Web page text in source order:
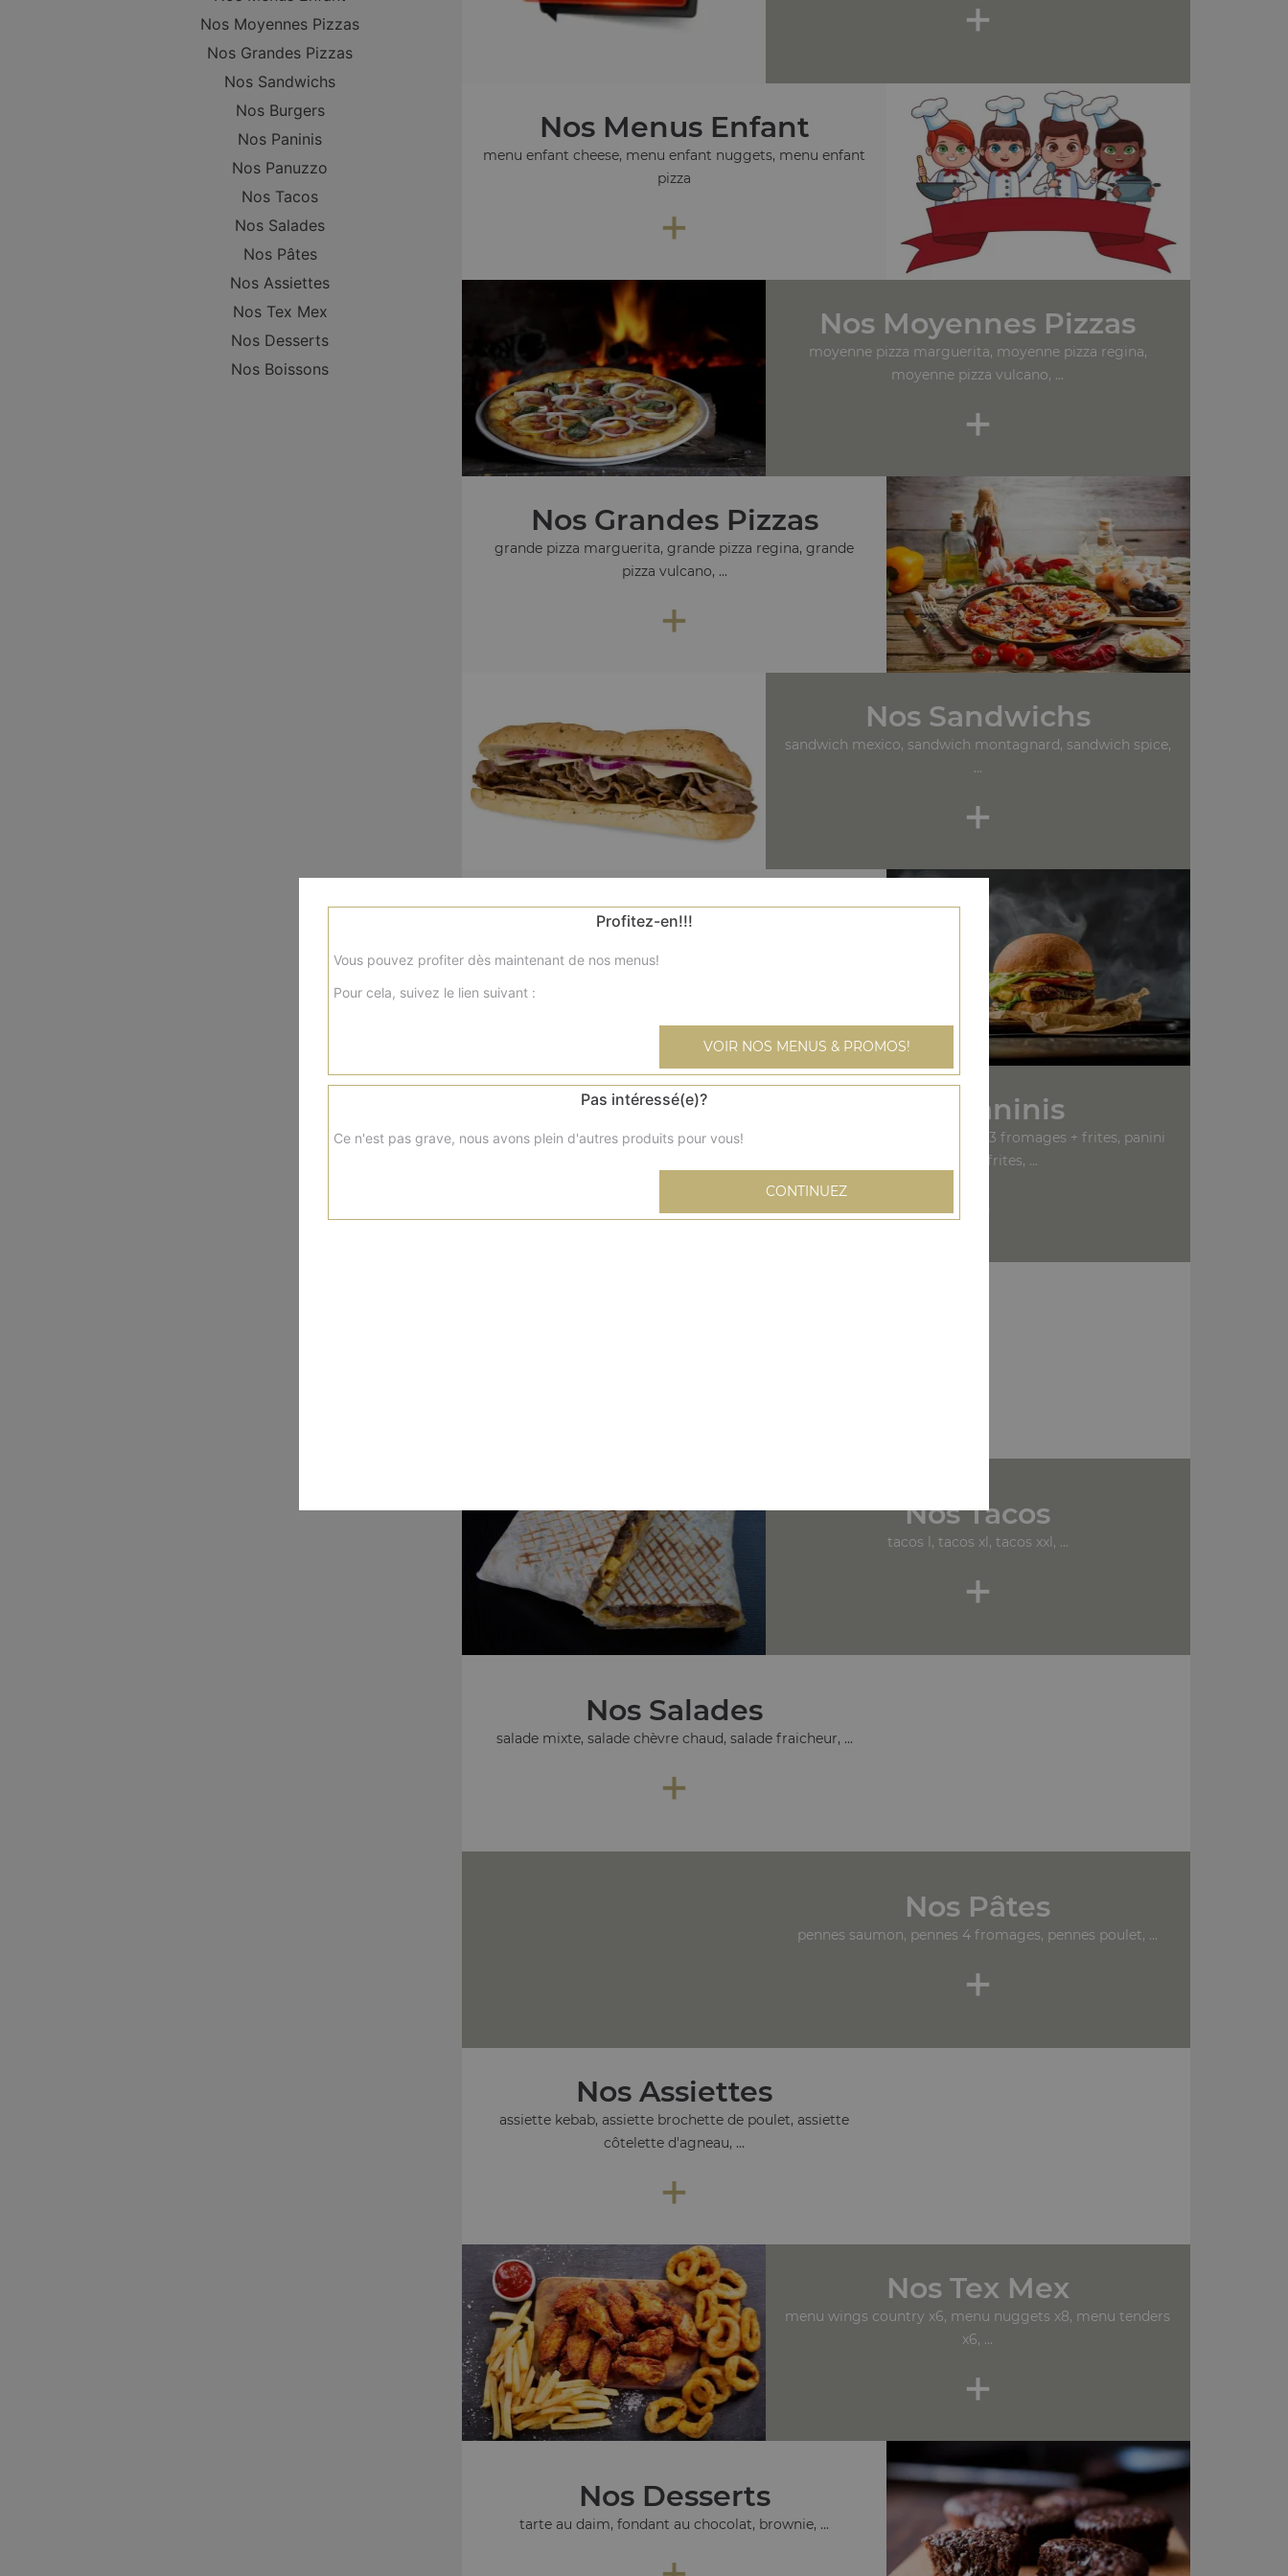
Nos Moyennes Pizzas
Nos Grandes Pizzas
Nos Sandwichs
Nos Burgers
Nos Paninis
Nos Panuzzo
Nos Tacos
Nos Salades
Nos Pâtes
Nos Assiettes
Nos Tex Mex
Nos Desserts
Nos Boissons
+
Nos Menus Enfant
menu enfant cheese, menu enfant nuggets, menu enfant
pizza
+
Nos Moyennes Pizzas
moyenne pizza marguerita, moyenne pizza regina,
moyenne pizza vulcano, ...
+
Nos Grandes Pizzas
grande pizza marguerita, grande pizza regina, grande
pizza vulcano, ...
+
Nos Sandwichs
sandwich mexico, sandwich montagnard, sandwich spice,
...
+
Nos Burgers
cheese burger, burger chicken pané, burger top chef, ...
Nos Paninis
panini jambon + frites, panini 3 fromages + frites, panini
saumon + frites, ...
Nos Tacos
tacos l, tacos xl, tacos xxl, ...
+
Nos Salades
salade mixte, salade chèvre chaud, salade fraicheur, ...
+
Nos Pâtes
pennes saumon, pennes 4 fromages, pennes poulet, ...
+
Nos Assiettes
assiette kebab, assiette brochette de poulet, assiette
côtelette d'agneau, ...
+
Nos Tex Mex
menu wings country x6, menu nuggets x8, menu tenders
x6, ...
+
Nos Desserts
tarte au daim, fondant au chocolat, brownie, ...
Profitez-en!!!
Vous pouvez profiter dès maintenant de nos menus!
Pour cela, suivez le lien suivant :
VOIR NOS MENUS & PROMOS!
Pas intéressé(e)?
Ce n'est pas grave, nous avons plein d'autres produits pour vous!
CONTINUEZ